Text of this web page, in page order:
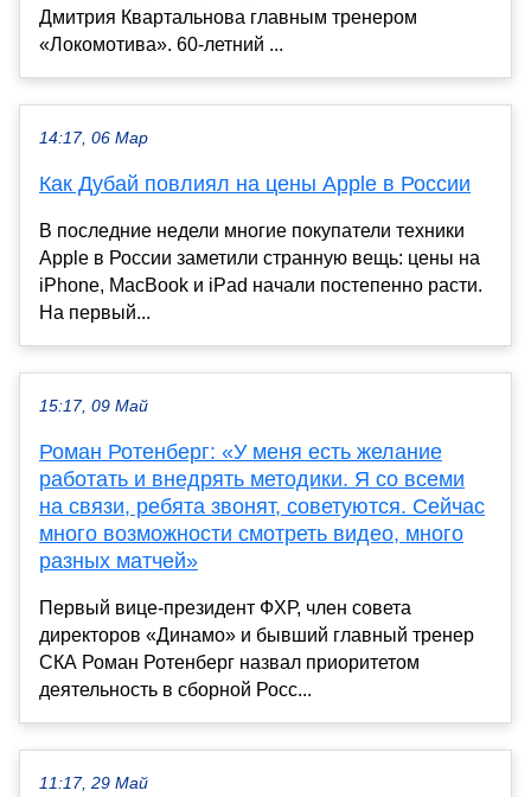
Дмитрия Квартальнова главным тренером
«Локомотива». 60-летний ...
14:17, 06 Мар
Как Дубай повлиял на цены Apple в России
В последние недели многие покупатели техники
Apple в России заметили странную вещь: цены на
iPhone, MacBook и iPad начали постепенно расти.
На первый...
15:17, 09 Май
Роман Ротенберг: «У меня есть желание
работать и внедрять методики. Я со всеми
на связи, ребята звонят, советуются. Сейчас
много возможности смотреть видео, много
разных матчей»
Первый вице-президент ФХР, член совета
директоров «Динамо» и бывший главный тренер
СКА Роман Ротенберг назвал приоритетом
деятельность в сборной Росс...
11:17, 29 Май